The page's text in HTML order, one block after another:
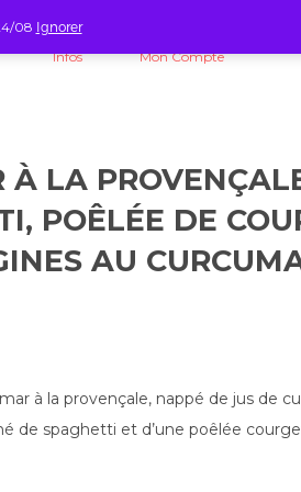
Infos Mon Compte
À LA
POÊLÉE DE
AU
à la provençale, nappé de jus de
de spaghetti et d’une poêlée
08 Ignorer